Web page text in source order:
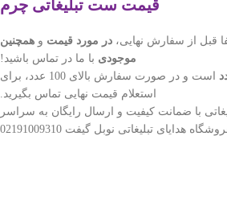
قیمت ست تبلیغاتی چرم
قبل از سفارش نهایی، در مورد قیمت و همچنین
موجودی با ما در تماس باشید!
است و در صورت سفارش بالای 100 عدد، برای
استعلام قیمت نهایی تماس بگیرید.
با ضمانت کیفیت و ارسال رایگان به سراسر
هدایای تبلیغاتی نوبل گیفت 02191009310